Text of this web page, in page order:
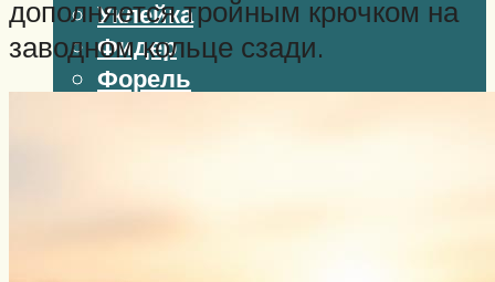
Уклейка
Фидер
Форель
дополняется тройным крючком на
заводном кольце сзади.